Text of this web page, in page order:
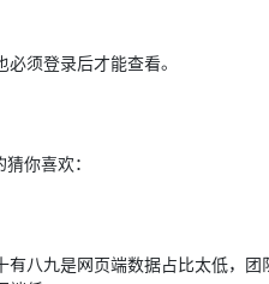
须登录后才能查看。
你喜欢：
八九是网页端数据占比太低，团